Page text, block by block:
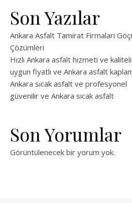
Son Yazılar
Ankara Asfalt Tamirat Firmaları
Çözümleri
Hızlı Ankara asfalt hizmeti ve kaliteli
uygun fiyatlı ve Ankara asfalt
Ankara sıcak asfalt ve profesyonel
güvenilir ve Ankara sıcak asfalt
Son Yorumlar
Görüntülenecek bir yorum yok.